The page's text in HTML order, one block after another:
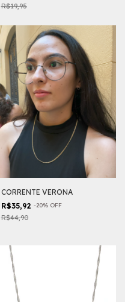
R$19,95
CORRENTE VERONA
R$35,92 -20% OFF
R$44,90